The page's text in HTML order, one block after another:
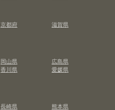
京都府
滋賀県
岡山県
広島県
香川県
愛媛県
長崎県
熊本県